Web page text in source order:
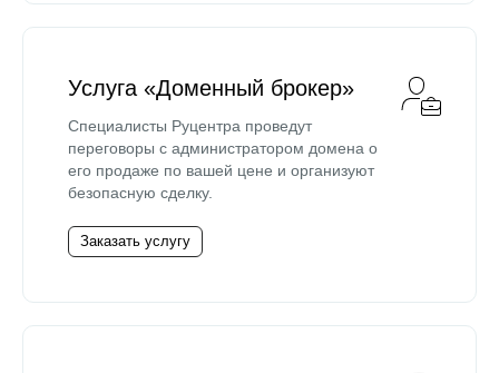
Услуга «Доменный брокер»
Специалисты Руцентра проведут
переговоры с администратором домена о
его продаже по вашей цене и организуют
безопасную сделку.
Заказать услугу